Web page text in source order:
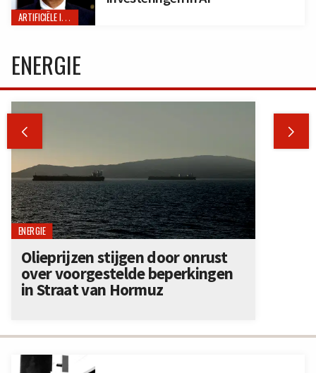
ARTIFICIËLE INTELLIGENTIE
ENERGIE
 
ENERGIE
Olieprijzen stijgen door onrust
over voorgestelde beperkingen
in Straat van Hormuz